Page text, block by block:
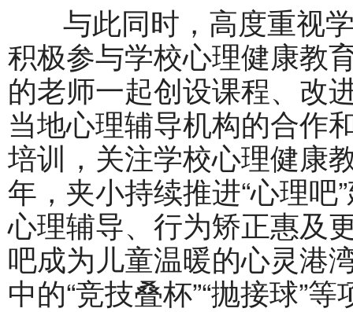
与此同时，高度重视学
积极参与学校心理健康教
的老师一起创设课程、改
当地心理辅导机构的合作
培训，关注学校心理健康
年，夹小持续推进“心理吧
心理辅导、行为矫正惠及
吧成为儿童温暖的心灵港
中的“竞技叠杯”“抛接球”